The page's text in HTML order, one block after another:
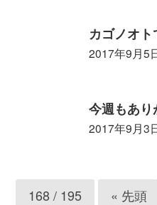
カゴノオ
2017年9月5
今週もあ
2017年9月3
168 / 195 « 先頭